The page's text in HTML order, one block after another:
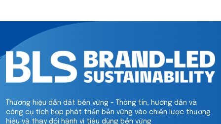
Thương hiệu dẫn dắt bền vững - Thông tin, hướng dẫn và
công cụ tích hợp phát triển bền vững vào chiến lược thương
hiệu và thay đổi hành vi tiêu dùng bền vững